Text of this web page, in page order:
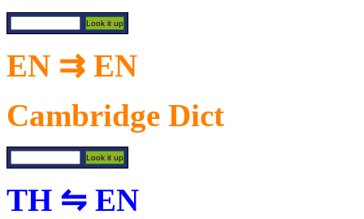
EN ⇉ EN
Cambridge Dict
TH ⇋ EN